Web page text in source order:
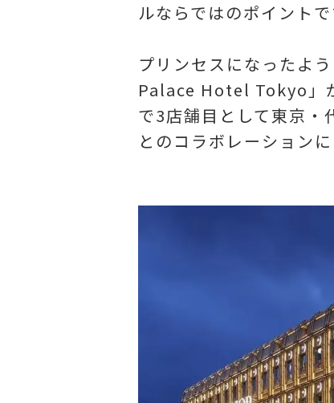
ルならではのポイントで
プリンセスになったよ
Palace Hotel Tokyo」
で3店舗目として東京・
とのコラボレーション